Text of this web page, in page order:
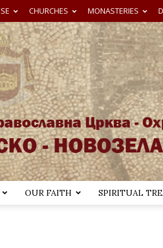
CHURCHES MONASTERIES
OUR FAITH SPIRITUAL